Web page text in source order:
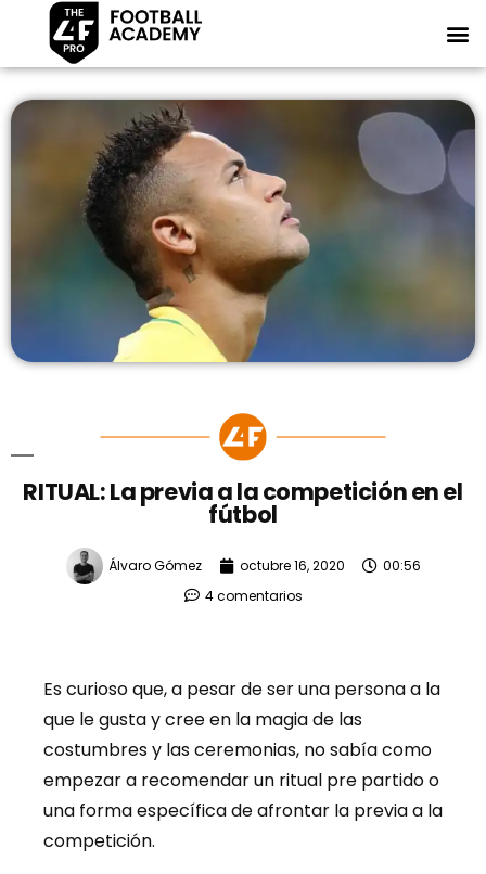
RITUAL: La previa a la competición en el
fútbol
Álvaro Gómez octubre 16, 2020
00:56
4 comentarios
Es curioso que, a pesar de ser una persona a la
que le gusta y cree en la magia de las
costumbres y las ceremonias, no sabía como
empezar a recomendar un ritual pre partido o
una forma específica de afrontar la previa a la
competición.